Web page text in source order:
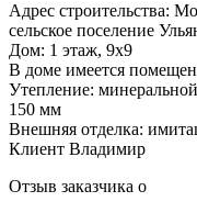
Адрес строительства:
сельское поселение
Дом: 1 этаж, 9х9
В доме имеется
Утепление:
150 мм
Внешняя отделка:
Клиент Владимир
Отзыв заказчика о